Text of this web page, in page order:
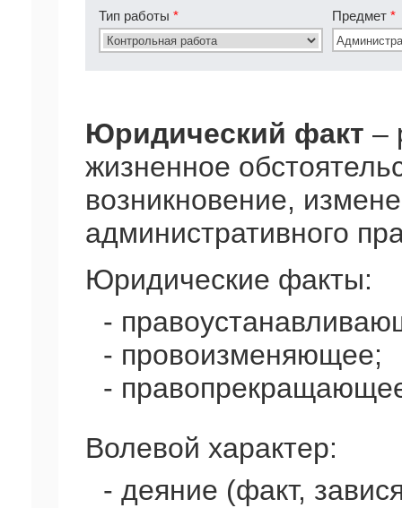
Тип работы * Предмет *
Юридический факт –
жизненное
возникновение,
административного
Юридические факты:
-
- провоизменяющее;
-
Волевой характер:
- деяние (факт,